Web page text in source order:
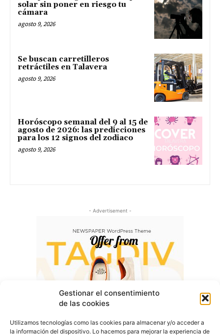
Gestionar el consentimiento
de las cookies
Utilizamos tecnologías como las cookies para almacenar y/o acceder a
la información del dispositivo. Lo hacemos para mejorar la experiencia de
solar sin poner en riesgo tu
cámara
agosto 9, 2026
Se buscan carretilleros
retráctiles en Talavera
agosto 9, 2026
Horóscopo semanal del 9 al 15 de
agosto de 2026: las predicciones
para los 12 signos del zodiaco
agosto 9, 2026
- Advertisement -